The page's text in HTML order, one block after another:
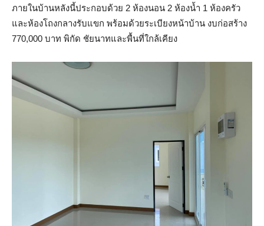
ภายในบ้านหลังนี้ประกอบด้วย 2 ห้องนอน 2 ห้องน้ำ 1 ห้องครัว
และห้องโถงกลางรับแขก พร้อมด้วยระเบียงหน้าบ้าน งบก่อสร้าง
770,000 บาท พิกัด ชัยนาทและพื้นที่ใกล้เคียง